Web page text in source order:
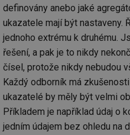
definovány anebo jaké
ukazatele mají být nastaveny.
jednoho extrému k druhému.
řešení, a pak je to nikdy
čísel, protože nikdy nebudou
Každý odborník má
ukazatelé by měly být velmi
Příkladem je například údaj o
jedním údajem bez ohledu na